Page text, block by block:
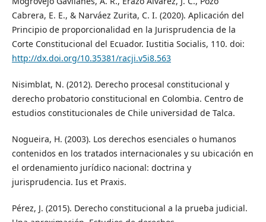
Cabrera, E. E., & Narváez Zurita, C. I. (2020). Aplicación del
Principio de proporcionalidad en la Jurisprudencia de la
Corte Constitucional del Ecuador. Iustitia Socialis, 110. doi:
http://dx.doi.org/10.35381/racji.v5i8.563
Nisimblat, N. (2012). Derecho procesal constitucional y
derecho probatorio constitucional en Colombia. Centro de
estudios constitucionales de Chile universidad de Talca.
Nogueira, H. (2003). Los derechos esenciales o humanos
contenidos en los tratados internacionales y su ubicación en
el ordenamiento jurídico nacional: doctrina y
jurisprudencia. Ius et Praxis.
Pérez, J. (2015). Derecho constitucional a la prueba judicial.